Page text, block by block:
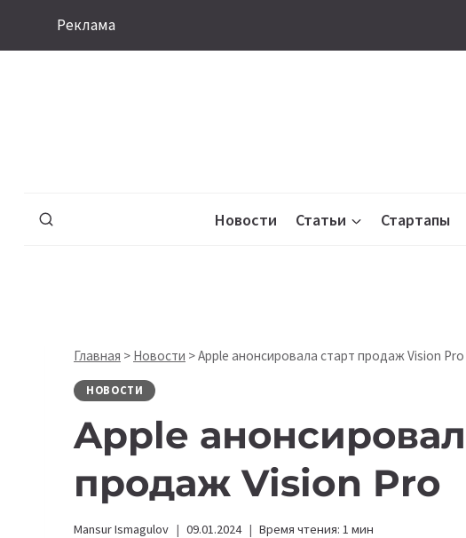
Реклама
Новости Статьи Стартапы
Главная > Новости >Apple анонсировала старт продаж Vision Pro
НОВОСТИ
Apple
продаж Vision Pro
Mansur Ismagulov 09.01.2024 Время чтения: 1 мин